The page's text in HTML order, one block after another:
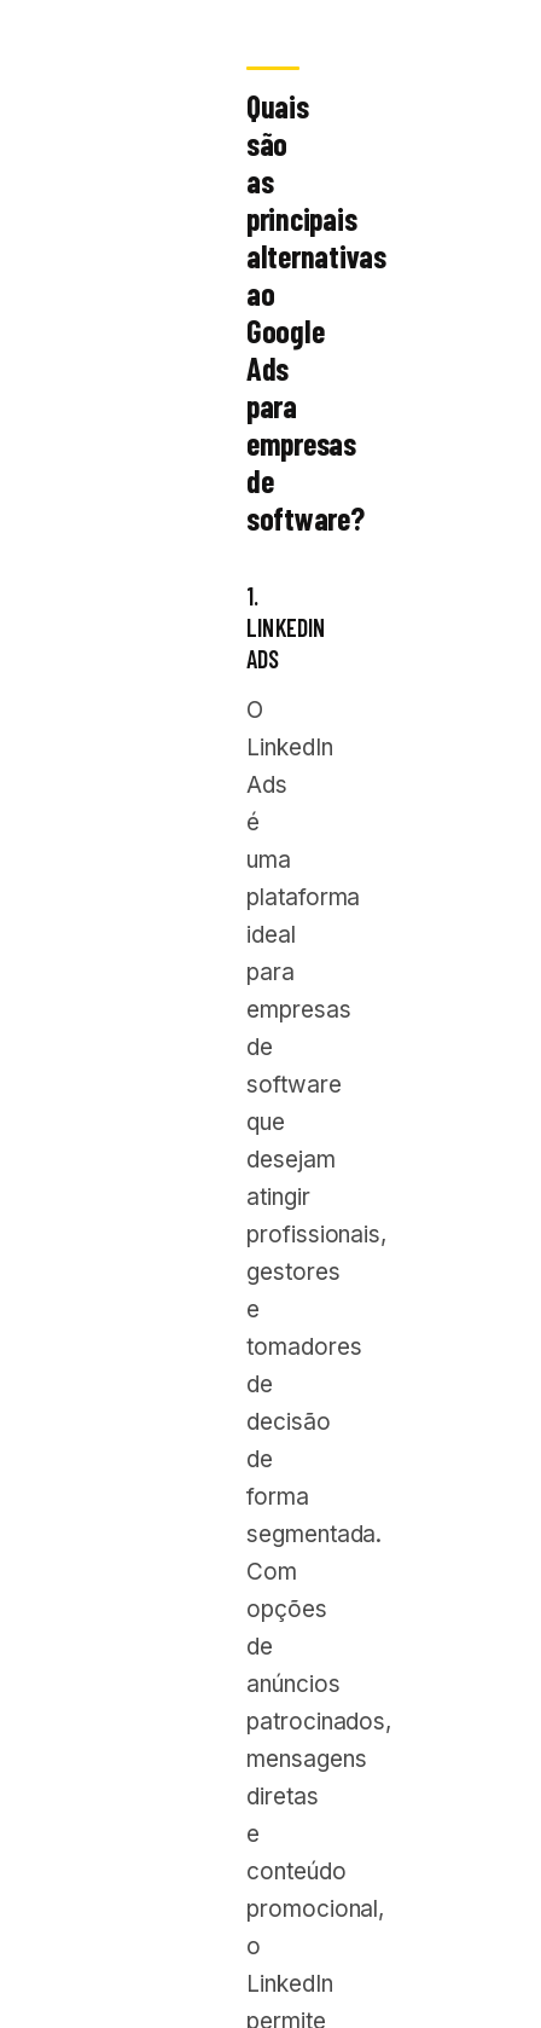
Quais
são
as
principais
alternativas
ao
Google
Ads
para
empresas
de
software?
1.
LINKEDIN
ADS
O
LinkedIn
Ads
é
uma
plataforma
ideal
para
empresas
de
software
que
desejam
atingir
profissionais,
gestores
e
tomadores
de
decisão
de
forma
segmentada.
Com
opções
de
anúncios
patrocinados,
mensagens
diretas
e
conteúdo
promocional,
o
LinkedIn
permite